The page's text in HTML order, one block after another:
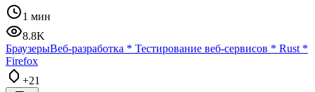
1 мин
8.8K
БраузерыВеб-разработка * Тестирование веб-сервисов * Rust *
Firefox
+21